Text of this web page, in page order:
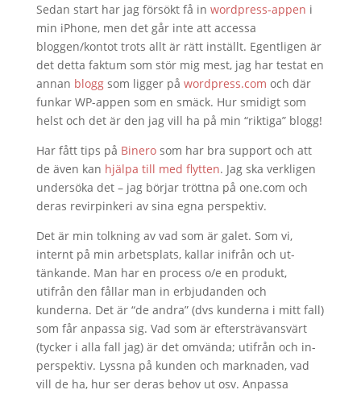
Sedan start har jag försökt få in wordpress-appen i
min iPhone, men det går inte att accessa
bloggen/kontot trots allt är rätt inställt. Egentligen är
det detta faktum som stör mig mest, jag har testat en
annan bloggsom ligger på wordpress.com och där
funkar WP-appen som en smäck. Hur smidigt som
helst och det är den jag vill ha på min “riktiga” blogg!
Har fått tips på Binerosom har bra support och att
de även kan hjälpa till med flytten. Jag ska verkligen
undersöka det – jag börjar tröttna på one.com och
deras revirpinkeri av sina egna perspektiv.
Det är min tolkning av vad som är galet. Som vi,
internt på min arbetsplats, kallar inifrån och ut-
tänkande. Man har en process o/e en produkt,
utifrån den fållar man in erbjudanden och
kunderna. Det är “de andra” (dvs kunderna i mitt fall)
som får anpassa sig. Vad som är eftersträvansvärt
(tycker i alla fall jag) är det omvända; utifrån och in-
perspektiv. Lyssna på kunden och marknaden, vad
vill de ha, hur ser deras behov ut osv. Anpassa